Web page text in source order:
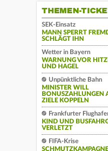
THEMEN-
SEK-Einsatz
MANN SPERRT
SCHLÄGT IHN
Wetter in Bayern
WARNUNG VOR
UND HAGEL
Unpünktliche Bahn
MINISTER WILL
BONUSZAHLUNGEN
ZIELE KOPPELN
Frankfurter
KIND UND
VERLETZT
FIFA-Krise
SCHMUTZKAMPAGNE